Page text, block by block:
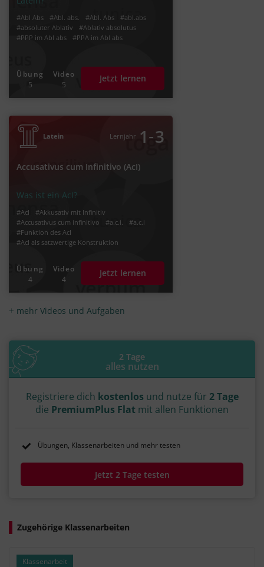
#Abl Abs #Abl. abs. #Abl. Abs
#abl.abs
#absoluter Ablativ
#Ablativ absolutus
#PPP im Abl abs
#PPA im Abl abs
Übung
5
Video
5
Jetzt lernen
Latein Lernjahr 1‐3
Accusativus cum Infinitivo (AcI)
Was ist ein AcI?
#AcI
#Akkusativ mit Infinitiv
#Accusativus cum infinitivo
#a.c.i.
#a.c.i
#Funktion des AcI
#AcI als satzwertige Konstruktion
#Infinitiv Präsens Aktiv
#Infinitiv Präsens Passiv
#Infinitiv Perfekt
#Infinitiv Perfekt Aktiv
#Infinitiv der Gleichzeitigkeit
#Infinitiv der Nachzeitigkeit
Übung
4
Video
4
Jetzt lernen
mehr Videos und Aufgaben
2 Tage
alles nutzen
Registriere dich kostenlos und nutze für 2 Tage
die PremiumPlus Flat mit allen Funktionen
Übungen, Klassenarbeiten und mehr testen
Jetzt 2 Tage testen
Zugehörige Klassenarbeiten
Klassenarbeit